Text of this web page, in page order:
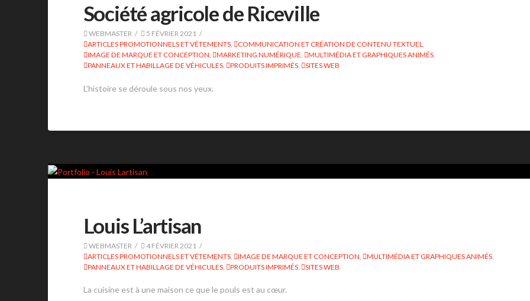
Société agricole de Riceville
WEBMASTER
5 FÉVRIER 2021
ARTICLES PROMOTIONNELS ET VÊTEMENTS, COMMUNICATION ET CRÉATION DE CONTENU TEXTUEL,
IMAGE DE MARQUE ET CONCEPTION, MARKETING NUMÉRIQUE, MULTIMÉDIA ET GRAPHIQUES ANIMÉS,
PANNEAUX ET HABILLAGE DE VÉHICULES, PRODUITS IMPRIMÉS, SITES WEB
L’histoire se déroule sous nos yeux.
Louis L’artisan
WEBMASTER
4 FÉVRIER 2021
ARTICLES PROMOTIONNELS ET VÊTEMENTS, IMAGE DE MARQUE ET CONCEPTION MULTIMÉDIA ET GRAPHIQUES ANIMÉS,
PANNEAUX ET HABILLAGE DE VÉHICULES, PRODUITS IMPRIMÉS, SITES WEB
La cuisine est à une maison ce que le pouls est au cœur.